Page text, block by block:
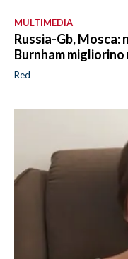
MULTIMEDIA
Russia-Gb, Mosca:
Burnham
Red